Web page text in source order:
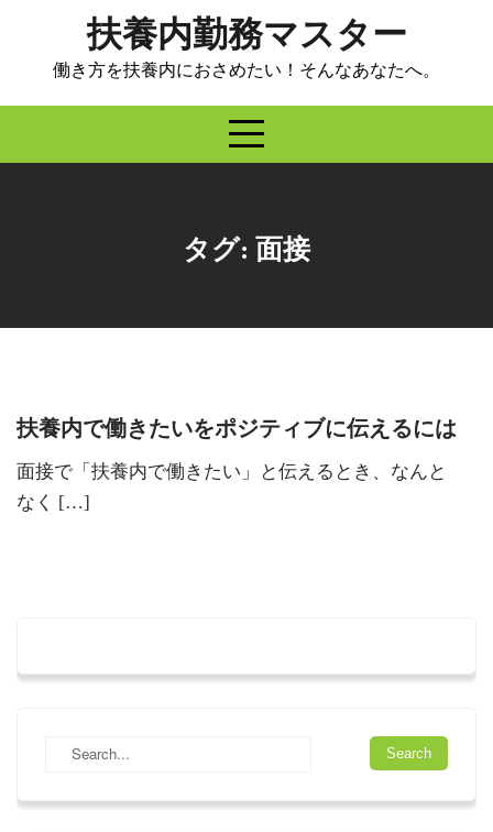
content
扶養内勤務マスター
働き方を扶養内におさめたい！そんなあなたへ。
タグ: 面接
扶養内で働きたいをポジティブに伝えるには
面接で「扶養内で働きたい」と伝えるとき、なんと
なく […]